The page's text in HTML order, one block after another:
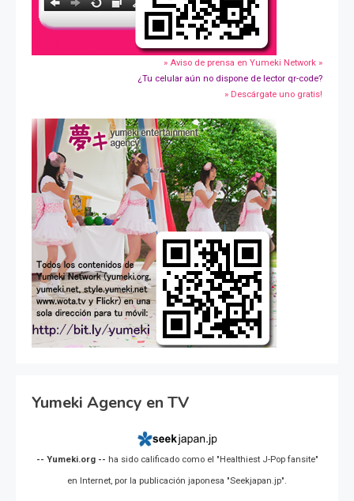
» Aviso de prensa en Yumeki Network »
¿Tu celular aún no dispone de lector qr-code?
» Descárgate uno gratis!
Yumeki Agency en TV
-- Yumeki.org -- ha sido calificado como el "Healthiest J-Pop fansite"
en Internet, por la publicación japonesa "Seekjapan.jp".